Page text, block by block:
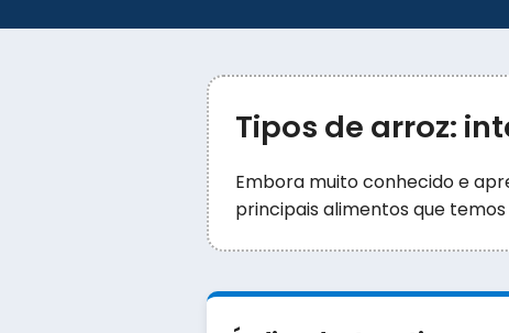
Tipos de arroz:
Embora muito conhecido e
principais alimentos que temos